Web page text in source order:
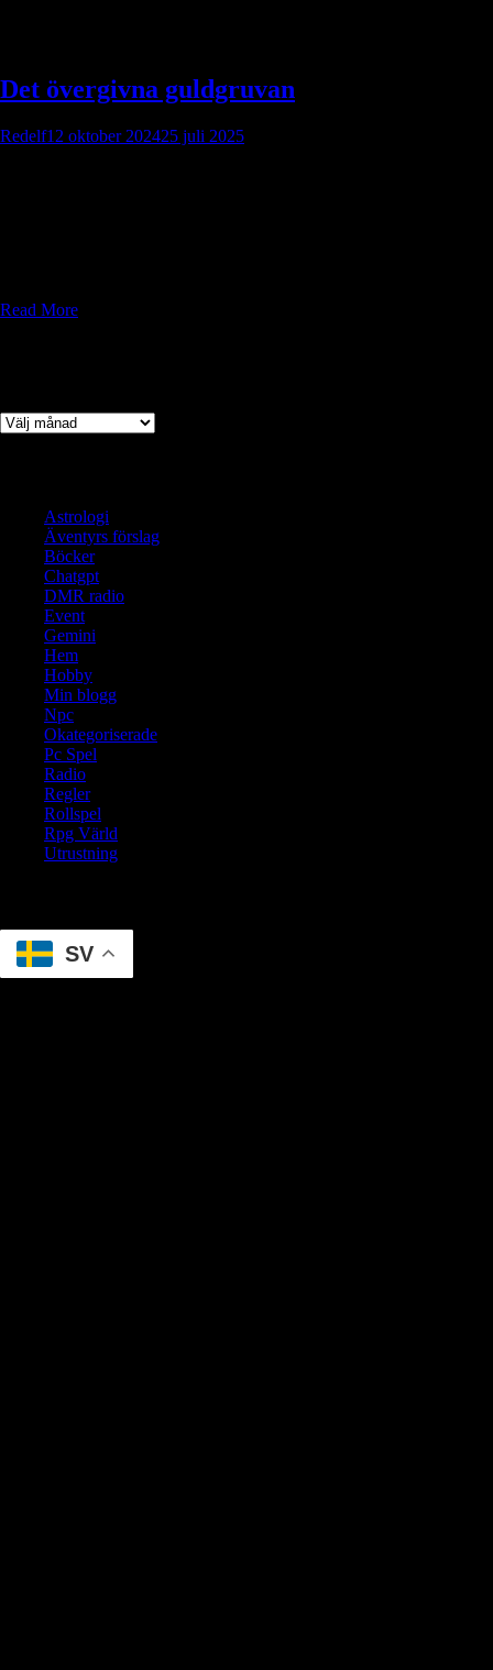
Det övergivna guldgruvan
Redelf12 oktober 202425 juli 2025
Read More
Astrologi
Äventyrs förslag
Böcker
Chatgpt
DMR radio
Event
Gemini
Hem
Hobby
Min blogg
Npc
Okategoriserade
Pc Spel
Radio
Regler
Rollspel
Rpg Värld
Utrustning
SV